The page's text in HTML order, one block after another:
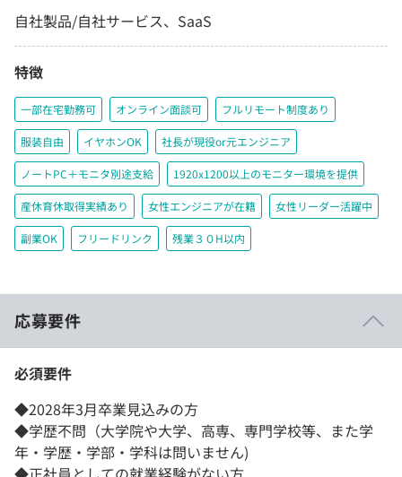
自社製品/自社サービス、SaaS
特徴
一部在宅勤務可 オンライン面談可 フルリモート制度あり
服装自由 イヤホンOK 社長が現役or元エンジニア
ノートPC＋モニタ別途支給 1920x1200以上のモニター環境を提供
産休育休取得実績あり 女性エンジニアが在籍 女性リーダー活躍中
副業OK フリードリンク 残業３０H以内
応募要件
必須要件
◆2028年3月卒業見込みの方
◆学歴不問（大学院や大学、高専、専門学校等、また学
年・学歴・学部・学科は問いません)